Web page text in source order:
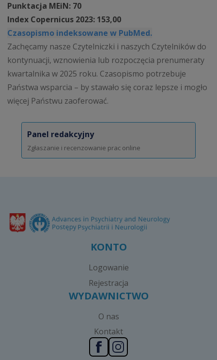
Punktacja MEiN: 70
Index Copernicus 2023: 153,00
Czasopismo indeksowane w PubMed.
Zachęcamy nasze Czytelniczki i naszych Czytelników do
kontynuacji, wznowienia lub rozpoczęcia prenumeraty
kwartalnika w 2025 roku. Czasopismo potrzebuje
Państwa wsparcia – by stawało się coraz lepsze i mogło
więcej Państwu zaoferować.
Panel redakcyjny
Zgłaszanie i recenzowanie prac online
KONTO
Logowanie
Rejestracja
WYDAWNICTWO
O nas
Kontakt